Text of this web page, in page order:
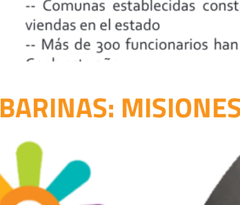
BARINAS: